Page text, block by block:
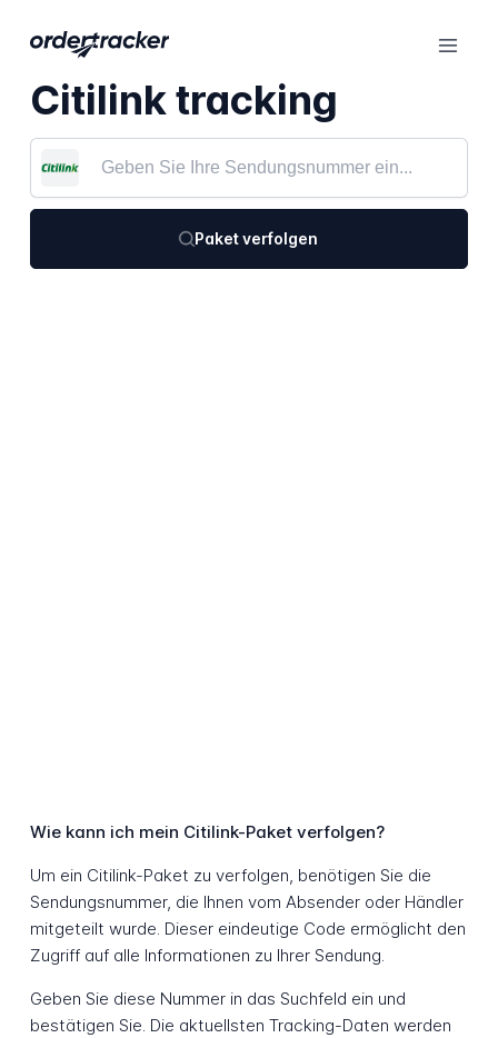
Citilink tracking
Paket verfolgen
Wie kann ich mein Citilink-Paket verfolgen?
Um ein Citilink-Paket zu verfolgen, benötigen Sie die
Sendungsnummer, die Ihnen vom Absender oder Händler
mitgeteilt wurde. Dieser eindeutige Code ermöglicht den
Zugriff auf alle Informationen zu Ihrer Sendung.
Geben Sie diese Nummer in das Suchfeld ein und
bestätigen Sie. Die aktuellsten Tracking-Daten werden